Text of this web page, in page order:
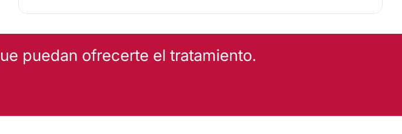
puedan ofrecerte el tratamiento.